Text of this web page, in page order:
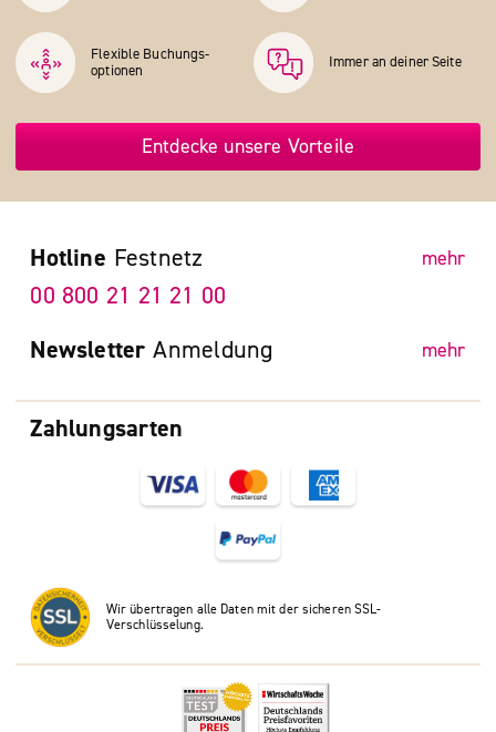
Flexible Buchungs­
optionen
Immer an deiner Seite
Entdecke unsere Vorteile
Zahlungsarten
Wir übertragen alle Daten mit der sicheren SSL-
Verschlüsselung.
Hotline Festnetz mehr
00 800 21 21 21 00
Newsletter Anmeldung mehr